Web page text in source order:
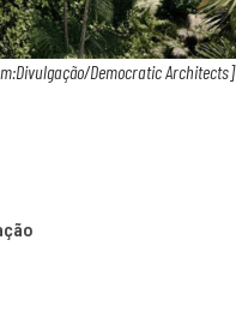
Democratic Architects]